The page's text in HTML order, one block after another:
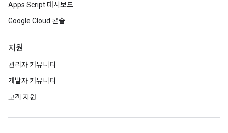
Apps Script 대시보드
Google Cloud 콘솔
지원
관리자 커뮤니티
개발자 커뮤니티
고객 지원